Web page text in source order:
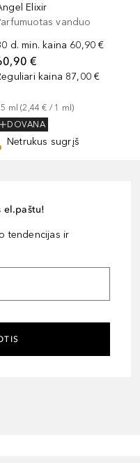
Elixir
vanduo
d. min. kaina 60,90 €
€
kaina 87,00 €
ml (2,44 € / 1 ml)
DOVANA
Netrukus sugrįš
el.paštu!
tendencijas ir